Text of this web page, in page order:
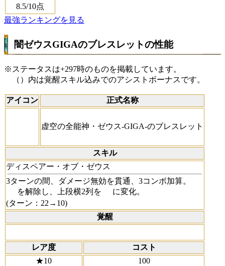
8.5/10点
最強ランキングを見る
闇ゼウスGIGAのブレスレットの性能
※ステータスは+297時のものを掲載しています。
（）内は覚醒スキル込みでのアシストボーナスです。
アイコン 正式名称
虚空の全能神・ゼウス-GIGA-のブレスレット
スキル
ディスペアー・オブ・ゼウス
3ターンの間、ダメージ無効を貫通、3コンボ加算。
を解除し、上段横2列を
に変化。
(ターン：22→10)
覚醒
レア度
コスト
★10
100